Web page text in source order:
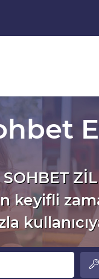
keyifli
Sifre